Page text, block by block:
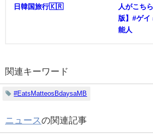
日韓国旅行🇰🇷
人がこち
版】#ゲイ
能人
関連キーワード
#EatsMatteosBdaysaMB
ニュースの関連記事